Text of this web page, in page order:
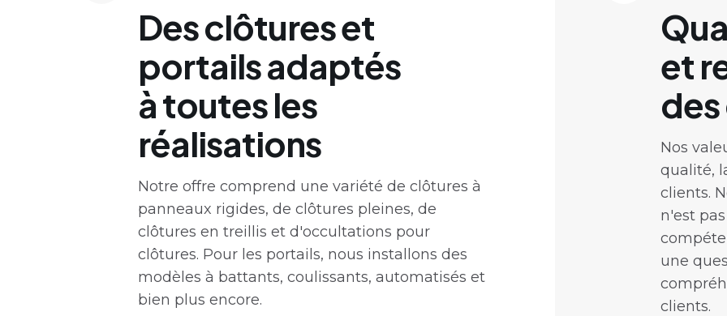
Des clôtures et
portails adaptés
à toutes les
réalisations
Notre offre comprend une variété de clôtures à
panneaux rigides, de clôtures pleines, de
clôtures en treillis et d'occultations pour
clôtures. Pour les portails, nous installons des
modèles à battants, coulissants, automatisés et
bien plus encore.
et
Nos
qualité,
clients.
n'est
une
clients.